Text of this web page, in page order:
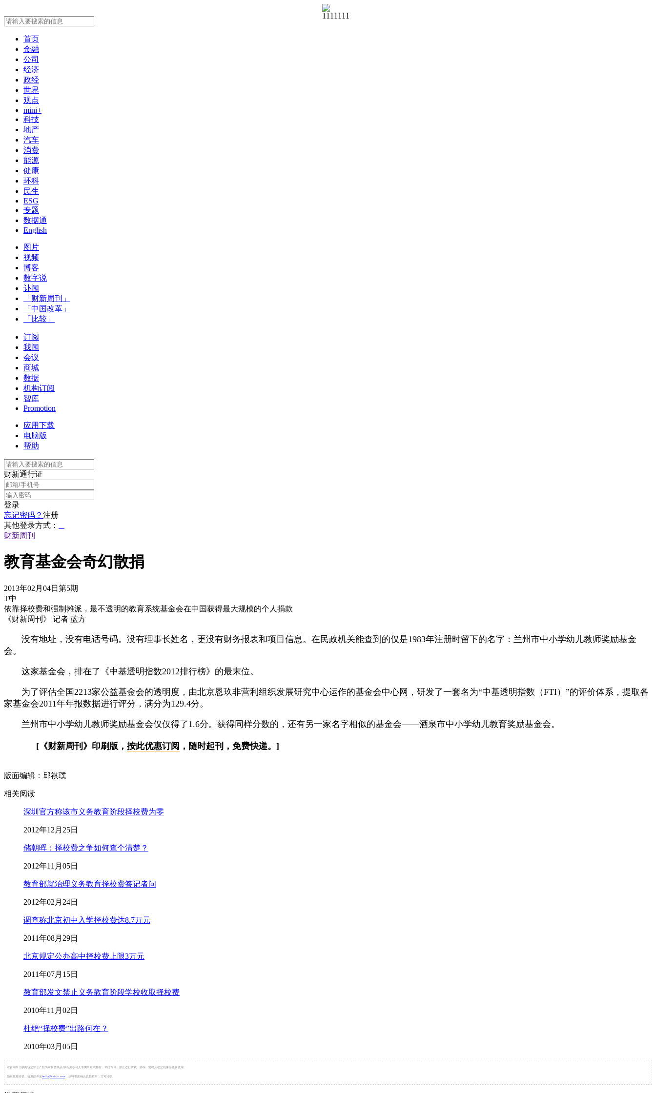
首页
金融
公司
经济
政经
世界
观点
mini+
科技
地产
汽车
消费
能源
健康
环科
民生
ESG
专题
数据通
English
图片
视频
博客
数字说
讣闻
「财新周刊」
「中国改革」
「比较」
订阅
我闻
会议
商城
数据
机构订阅
智库
Promotion
应用下载
电脑版
帮助
财新通行证
登录
忘记密码？ 注册
其他登录方式：
财新周刊
教育基金会奇幻散捐
2013年02月04日第5期
T中
依靠择校费和强制摊派，最不透明的教育系统基金会在中国获得最大规模的个人捐款
《财新周刊》 记者 蓝方
没有地址，没有电话号码。没有理事长姓名，更没有财务报表和项目信息。在民政机关能查到的仅是1983年注册时留下的名字：兰州市中小学幼儿教师奖励基金
会。
这家基金会，排在了《中基透明指数2012排行榜》的最末位。
为了评估全国2213家公益基金会的透明度，由北京恩玖非营利组织发展研究中心运作的基金会中心网，研发了一套名为“中基透明指数（FTI）”的评价体系，提取各
家基金会2011年年报数据进行评分，满分为129.4分。
兰州市中小学幼儿教师奖励基金会仅仅得了1.6分。获得同样分数的，还有另一家名字相似的基金会——酒泉市中小学幼儿教育奖励基金会。
[《财新周刊》印刷版，按此优惠订阅 ，随时起刊，免费快递。]
版面编辑：邱祺璞
相关阅读
深圳官方称该市义务教育阶段择校费为零
2012年12月25日
储朝晖：择校费之争如何查个清楚？
2012年11月05日
教育部就治理义务教育择校费答记者问
2012年02月24日
调查称北京初中入学择校费达8.7万元
2011年08月29日
北京规定公办高中择校费上限3万元
2011年07月15日
教育部发文禁止义务教育阶段学校收取择校费
2010年11月02日
杜绝“择校费”出路何在？
2010年03月05日
财新网所刊载内容之知识产权为财新传媒及/或相关权利人专属所有或持有。未经许可，禁止进行转载、摘编、复制及建立镜像等任何使用。
如有意愿转载，请发邮件至 hello@caixin.com ，获得书面确认及授权后，方可转载。